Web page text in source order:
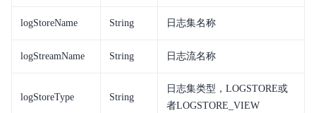
logStoreName String 日志集名称
logStreamName String 日志流名称
logStoreType String
日志集类型，LOGSTORE或
者LOGSTORE_VIEW